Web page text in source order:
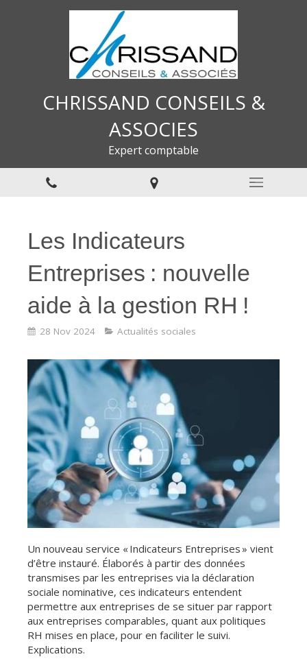
CHRISSAND CONSEILS &
ASSOCIES
Expert comptable
Les Indicateurs
Entreprises : nouvelle
aide à la gestion RH !
28 Nov 2024 Actualités sociales
Un nouveau service « Indicateurs Entreprises » vient
d’être instauré. Élaborés à partir des données
transmises par les entreprises via la déclaration
sociale nominative, ces indicateurs entendent
permettre aux entreprises de se situer par rapport
aux entreprises comparables, quant aux politiques
RH mises en place, pour en faciliter le suivi.
Explications.